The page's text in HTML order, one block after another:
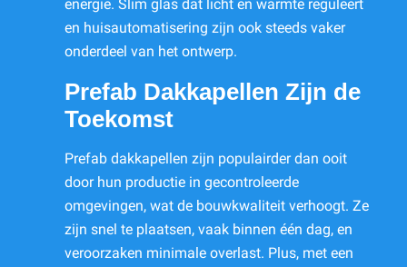
energie. Slim glas dat licht en warmte reguleert
en huisautomatisering zijn ook steeds vaker
onderdeel van het ontwerp.
Prefab Dakkapellen Zijn de
Toekomst
Prefab dakkapellen zijn populairder dan ooit
door hun productie in gecontroleerde
omgevingen, wat de bouwkwaliteit verhoogt. Ze
zijn snel te plaatsen, vaak binnen één dag, en
veroorzaken minimale overlast. Plus, met een